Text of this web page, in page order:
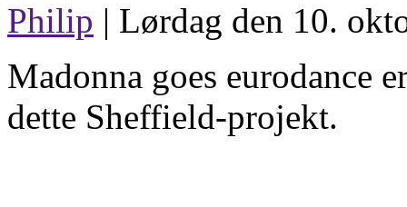
Philip | Lørdag den 10.
Madonna goes eurodance
dette Sheffield-projekt.